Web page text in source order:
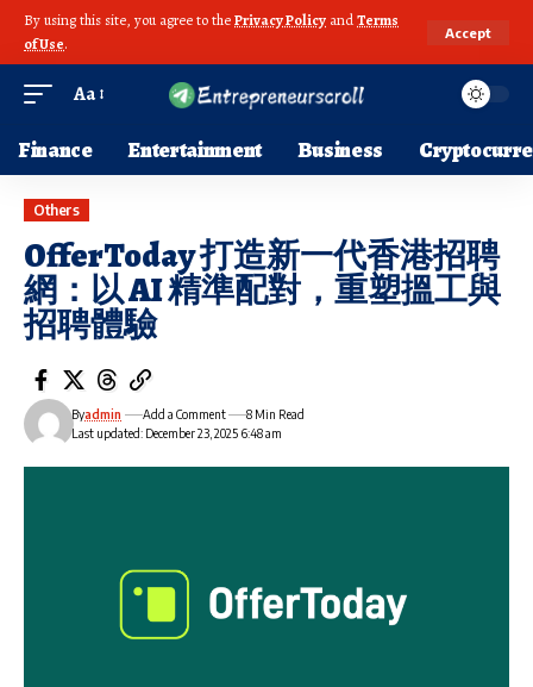
By using this site, you agree to thePrivacy Policy andTerms
of Use.
Accept
Aa
Finance Entertainment Business
Others
OfferToday 打造新一代香港招聘
網：以 AI 精準配對，重塑搵工與
招聘體驗
Last updated: December 23, 2025 6:48 am
Byadmin Add a Comment 8 Min Read